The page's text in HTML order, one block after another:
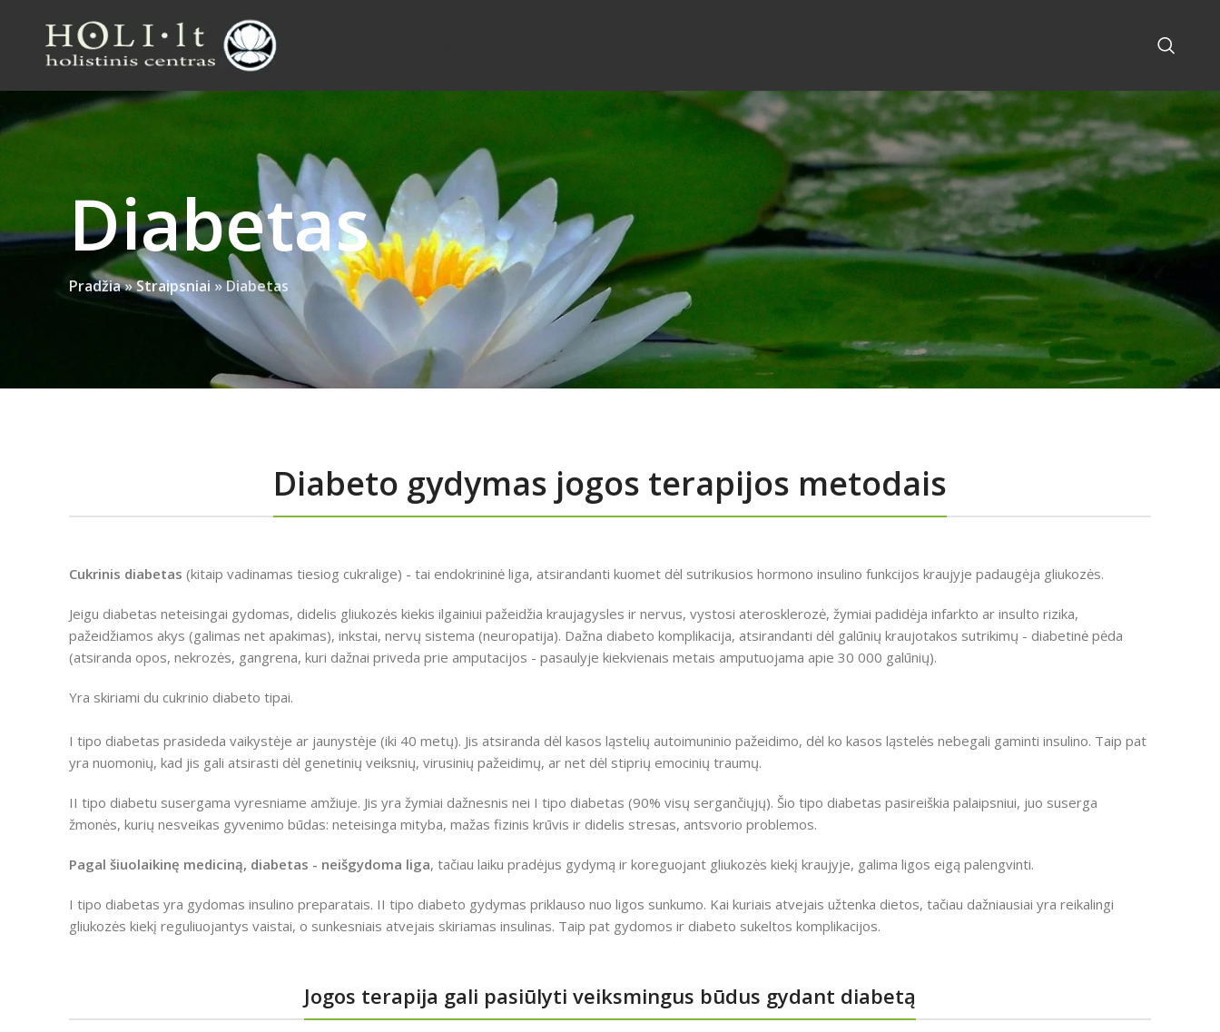
Diabetas
Pradžia»Straipsniai »Diabetas
Diabeto gydymas jogos terapijos metodais
Cukrinis diabetas (kitaip vadinamas tiesiog cukralige) - tai endokrininė liga, atsirandanti kuomet dėl sutrikusios hormono insulino funkcijos kraujyje padaugėja gliukozės.
Jeigu diabetas neteisingai gydomas, didelis gliukozės kiekis ilgainiui pažeidžia kraujagysles ir nervus, vystosi aterosklerozė, žymiai padidėja infarkto ar insulto rizika,
pažeidžiamos akys (galimas net apakimas), inkstai, nervų sistema (neuropatija). Dažna diabeto komplikacija, atsirandanti dėl galūnių kraujotakos sutrikimų - diabetinė pėda
(atsiranda opos, nekrozės, gangrena, kuri dažnai priveda prie amputacijos - pasaulyje kiekvienais metais amputuojama apie 30 000 galūnių).
Yra skiriami du cukrinio diabeto tipai.
I tipo diabetas prasideda vaikystėje ar jaunystėje (iki 40 metų). Jis atsiranda dėl kasos ląstelių autoimuninio pažeidimo, dėl ko kasos ląstelės nebegali gaminti insulino. Taip pat
yra nuomonių, kad jis gali atsirasti dėl genetinių veiksnių, virusinių pažeidimų, ar net dėl stiprių emocinių traumų.
II tipo diabetu susergama vyresniame amžiuje. Jis yra žymiai dažnesnis nei I tipo diabetas (90% visų sergančiųjų). Šio tipo diabetas pasireiškia palaipsniui, juo suserga
žmonės, kurių nesveikas gyvenimo būdas: neteisinga mityba, mažas fizinis krūvis ir didelis stresas, antsvorio problemos.
Pagal šiuolaikinę mediciną, diabetas - neišgydoma liga, tačiau laiku pradėjus gydymą ir koreguojant gliukozės kiekį kraujyje, galima ligos eigą palengvinti.
I tipo diabetas yra gydomas insulino preparatais. II tipo diabeto gydymas priklauso nuo ligos sunkumo. Kai kuriais atvejais užtenka dietos, tačiau dažniausiai yra reikalingi
gliukozės kiekį reguliuojantys vaistai, o sunkesniais atvejais skiriamas insulinas. Taip pat gydomos ir diabeto sukeltos komplikacijos.
Jogos terapija gali pasiūlyti veiksmingus būdus gydant diabetą